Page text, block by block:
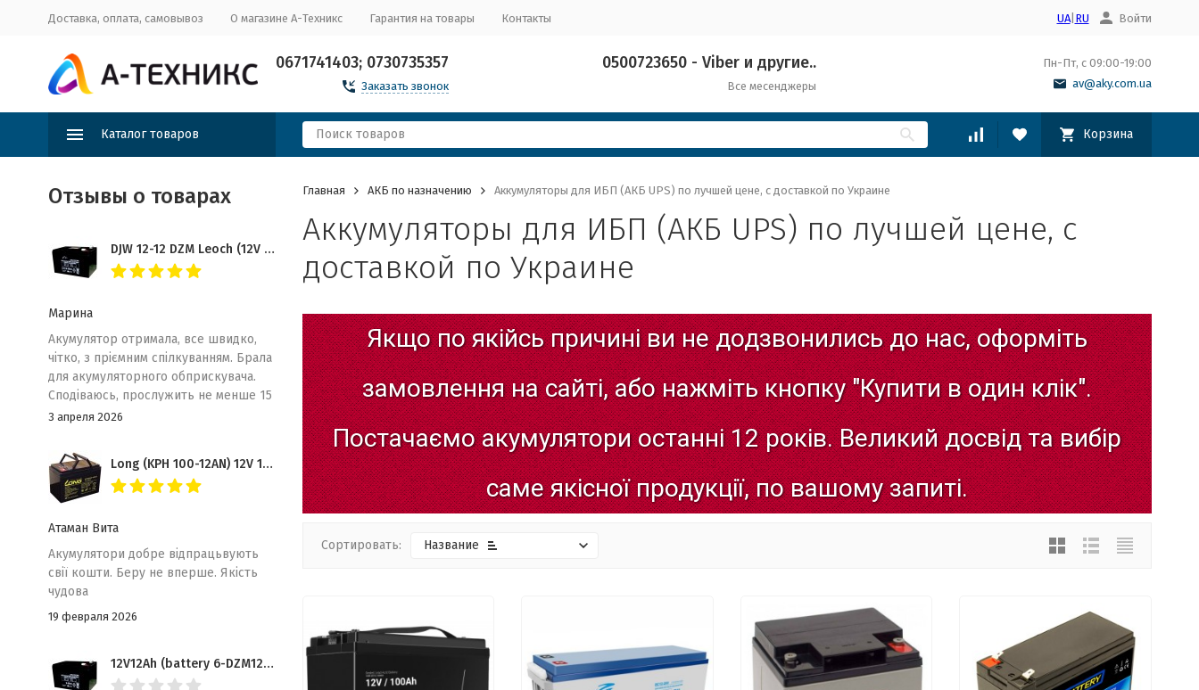
Доставка, оплата, самовывоз О магазине А-Техникс Гарантия на товары Контакты UA| RU Войти
0671741403; 0730735357
Заказать звонок
0500723650 - Viber и другие..
Все месенджеры
Пн-Пт, с 09:00-19:00
av@aky.com.ua
Каталог товаров Корзина
Главная АКБ по назначению Аккумуляторы для ИБП (АКБ UPS) по лучшей цене, с доставкой по Украине
Аккумуляторы для ИБП (АКБ UPS) по лучшей цене, с
доставкой по Украине
Якщо по якійсь причині ви не додзвонились до нас, оформіть
замовлення на сайті, або нажміть кнопку "Купити в один клік".
Постачаємо акумулятори останні 12 років. Великий досвід та вибір
саме якісної продукції, по вашому запиті.
Сортировать: Название
Отзывы о товарах
DJW 12-12 DZM Leoch (12V 12Ah) (УСИЛЕННАЯ СИЛОВАЯ - HR DZM) Гелевая
Марина
Акумулятор отримала, все швидко,
чітко, з пріємним спілкуванням. Брала
для акумуляторного обприскувача.
Сподіваюсь, прослужить не менше 15
років, як і попередній до нього в
3 апреля 2026
Long (KPH 100-12AN) 12V 100Ah, 12В 100Ач АКБ Качественные идеально для Котла, Инвертора, ИБП, Панелей Солнечных
Атаман Вита
Акумулятори добре відпрацьвують
свії кошти. Беру не вперше. Якість
чудова
19 февраля 2026
12V12Ah (battery 6-DZM12) EGL DJW Гелевая